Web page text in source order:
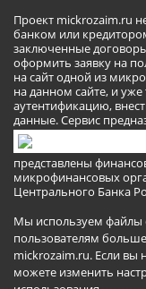
Проект mickrozaim.ru
банком или
заключенные
оформить заявку на
на сайт одной из
на данном сайте, и
аутентификацию,
данные. Сервис
представлены
микрофинансовых
Центрального Банка
Мы используем файлы
пользователям
mickrozaim.ru. Если вы
можете изменить